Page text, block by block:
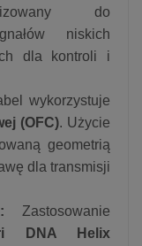
do
niskich
dla kontroli i
wykorzystuje
(OFC). Użycie
geometrią
dla transmisji
Zastosowanie
DNA Helix